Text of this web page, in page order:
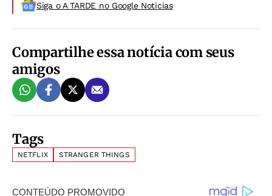
Siga o A TARDE no Google Noticias
Compartilhe essa notícia com seus
amigos
Tags
NETFLIX STRANGER THINGS